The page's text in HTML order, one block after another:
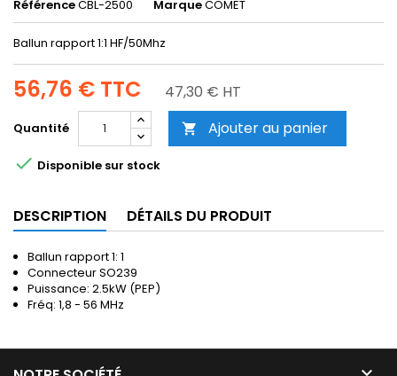
RéférenceCBL-2500 MarqueCOMET
Ballun rapport 1:1 HF/50Mhz
56,76 € TTC 47,30 € HT
Quantité  Ajouter au panier
 Disponible sur stock
DESCRIPTION DÉTAILS DU PRODUIT
Ballun rapport 1: 1
Connecteur SO239
Puissance: 2.5kW (PEP)
Fréq: 1,8 - 56 MHz